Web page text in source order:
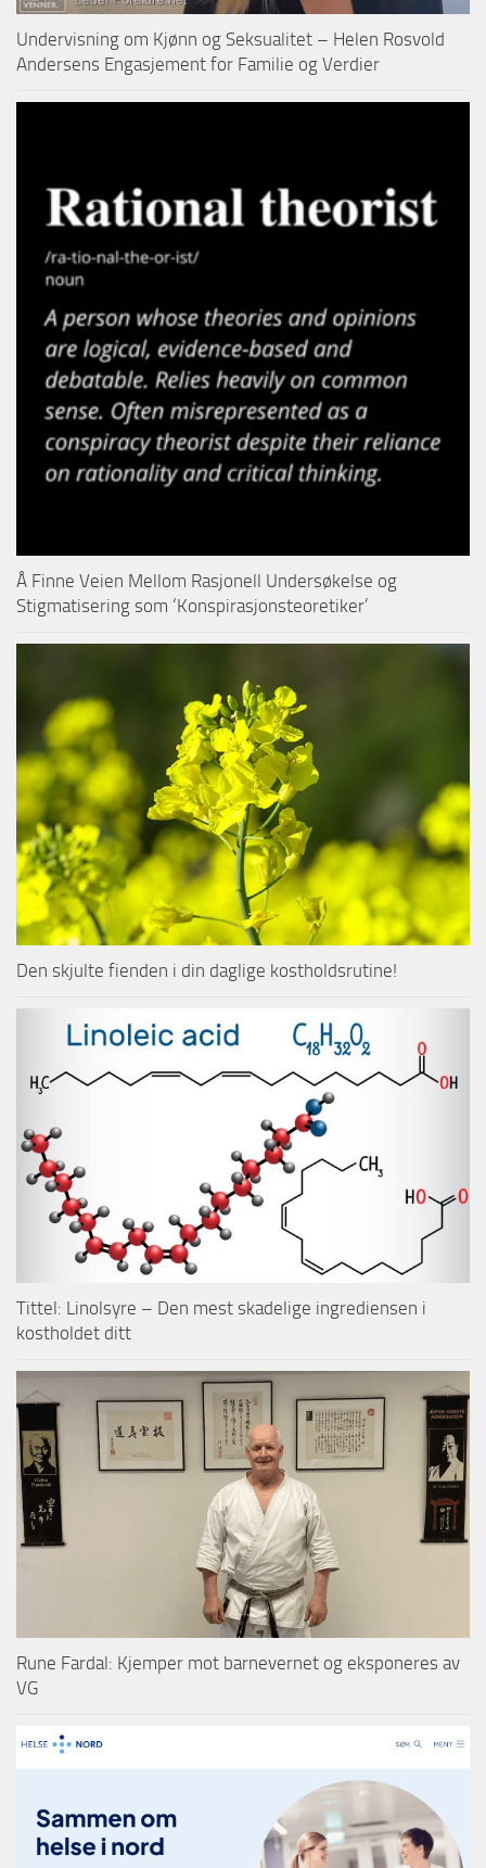
Undervisning om Kjønn og Seksualitet – Helen Rosvold
Andersens Engasjement for Familie og Verdier
Å Finne Veien Mellom Rasjonell Undersøkelse og
Stigmatisering som ‘Konspirasjonsteoretiker’
Den skjulte fienden i din daglige kostholdsrutine!
Tittel: Linolsyre – Den mest skadelige ingrediensen i
kostholdet ditt
Rune Fardal: Kjemper mot barnevernet og eksponeres av
VG